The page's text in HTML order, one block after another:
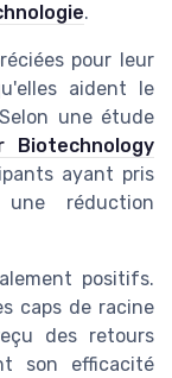
.
pour leur
aident le
une étude
Biotechnology
ayant pris
réduction
positifs.
caps de racine
des retours
son efficacité